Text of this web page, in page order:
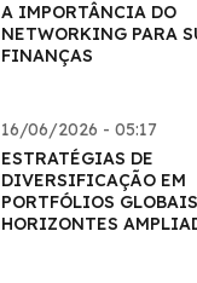
A IMPORTÂNCIA DO
NETWORKING PARA
FINANÇAS
16/06/2026 - 05:17
ESTRATÉGIAS DE
DIVERSIFICAÇÃO EM
PORTFÓLIOS
HORIZONTES